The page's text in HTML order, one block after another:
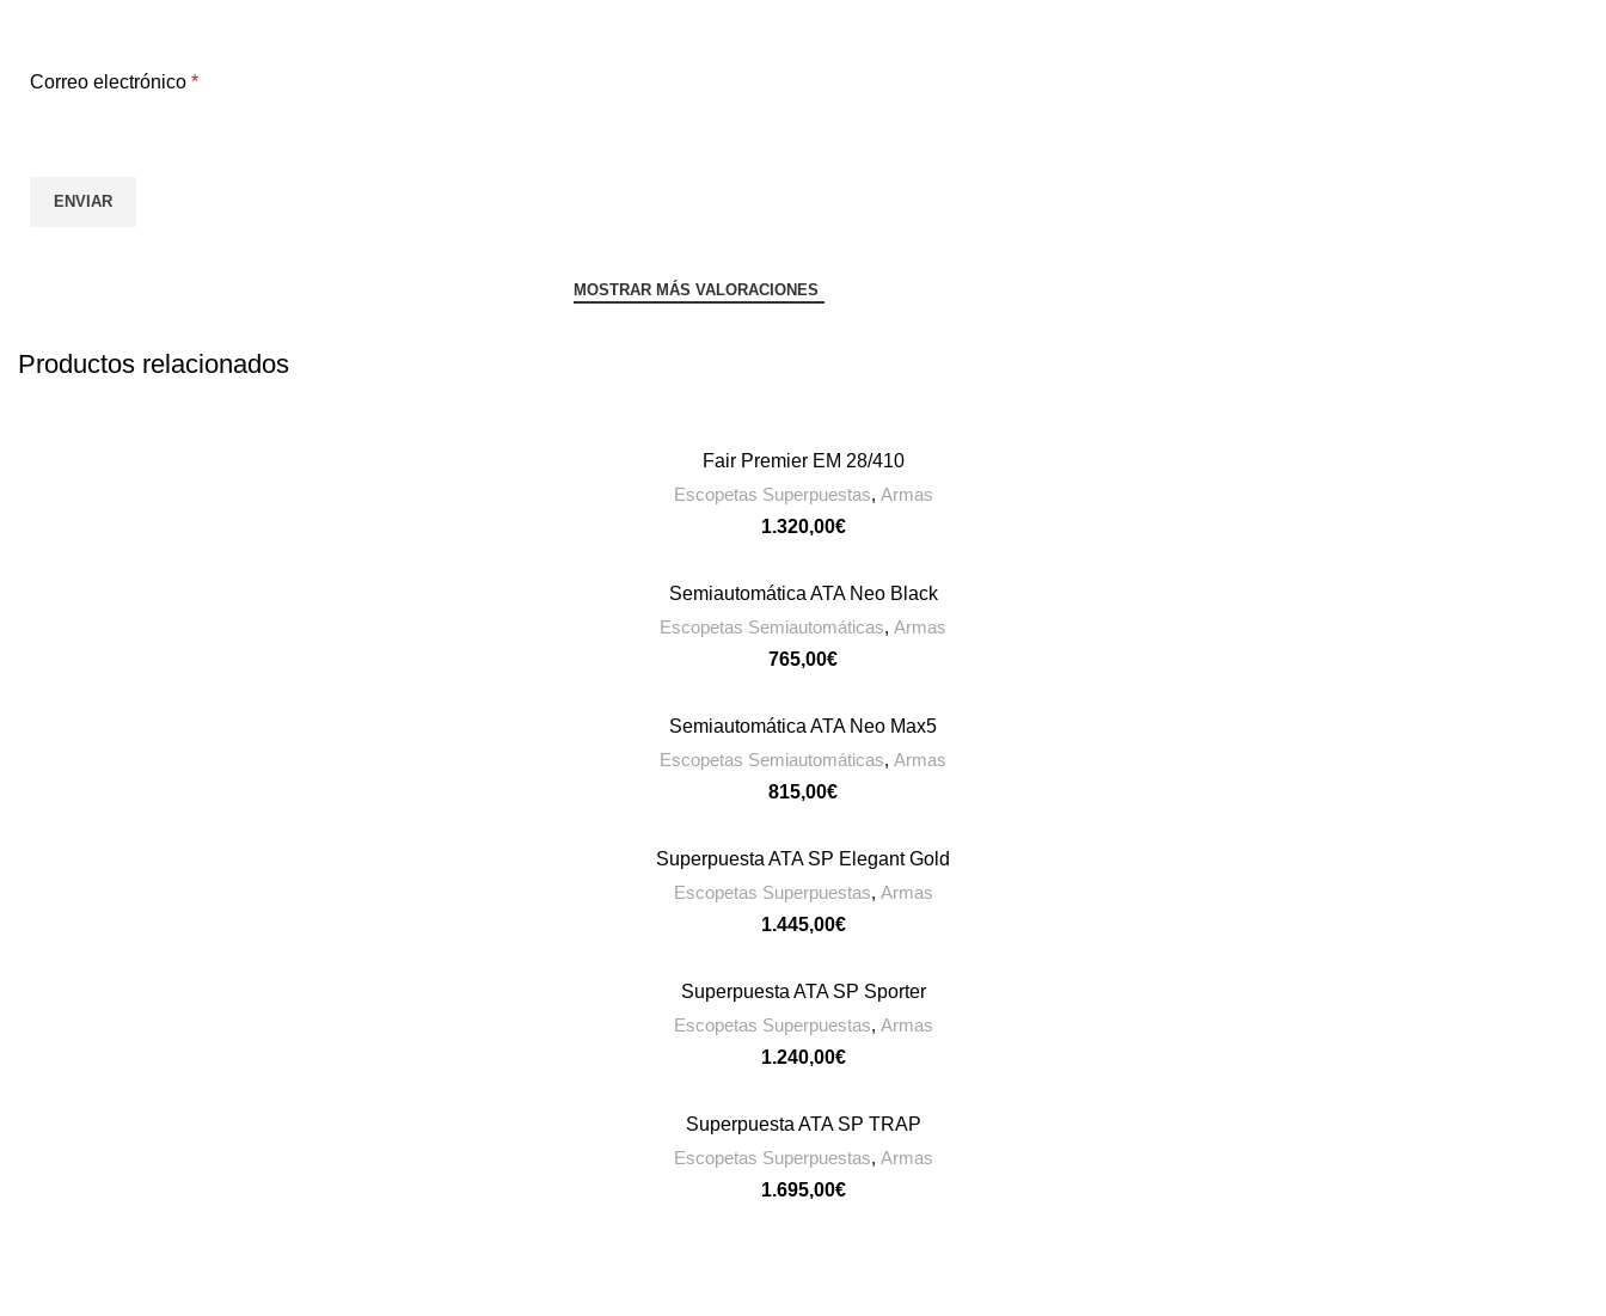
Correo electrónico *
MOSTRAR MÁS VALORACIONES
Productos relacionados
CONTACTAR
Fair Premier EM 28/410
Escopetas Superpuestas, Armas
€
CONTACTAR
Semiautomática ATA Neo Black
Escopetas Semiautomáticas, Armas
€
CONTACTAR
Semiautomática ATA Neo Max5
Escopetas Semiautomáticas, Armas
€
CONTACTAR
Superpuesta ATA SP Elegant Gold
Escopetas Superpuestas, Armas
€
CONTACTAR
Superpuesta ATA SP Sporter
Escopetas Superpuestas, Armas
€
CONTACTAR
Superpuesta ATA SP TRAP
Escopetas Superpuestas, Armas
€